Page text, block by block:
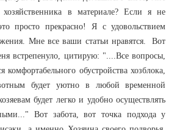
в материале? Если я не
просто прекрасно! Я с удовольствием
Мне все ваши статьи нравятся. Вот
встрепенуло, цитирую: "....Все вопросы,
комфортабельного обустройства хозблока,
будет уютно в любой временной
будет легко и удобно осуществлять
Вот забота, вот точка подхода у